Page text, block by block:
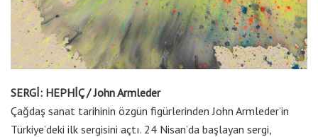
SERGİ: HEPHİÇ / John Armleder
Çağdaş sanat tarihinin özgün figürlerinden John Armleder’in
Türkiye’deki ilk sergisini açtı. 24 Nisan’da başlayan sergi,